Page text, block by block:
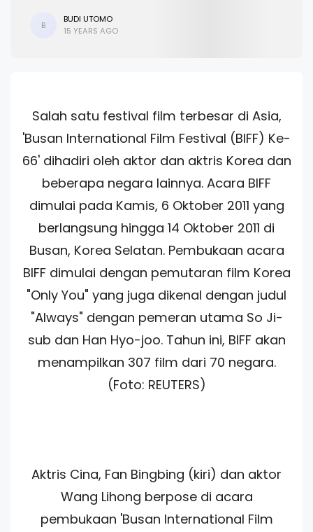
B
BUDI UTOMO
15 YEARS AGO
Salah satu festival film terbesar di Asia,
'Busan International Film Festival (BIFF) Ke-
66' dihadiri oleh aktor dan aktris Korea dan
beberapa negara lainnya. Acara BIFF
dimulai pada Kamis, 6 Oktober 2011 yang
berlangsung hingga 14 Oktober 2011 di
Busan, Korea Selatan. Pembukaan acara
BIFF dimulai dengan pemutaran film Korea
"Only You" yang juga dikenal dengan judul
"Always" dengan pemeran utama So Ji-
sub dan Han Hyo-joo. Tahun ini, BIFF akan
menampilkan 307 film dari 70 negara.
(Foto: REUTERS)
Aktris Cina, Fan Bingbing (kiri) dan aktor
Wang Lihong berpose di acara
pembukaan 'Busan International Film